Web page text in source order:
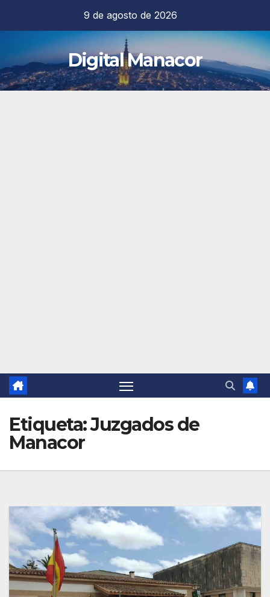
contenido
9 de agosto de 2026
Digital Manacor
Etiqueta:Juzgados de
Manacor